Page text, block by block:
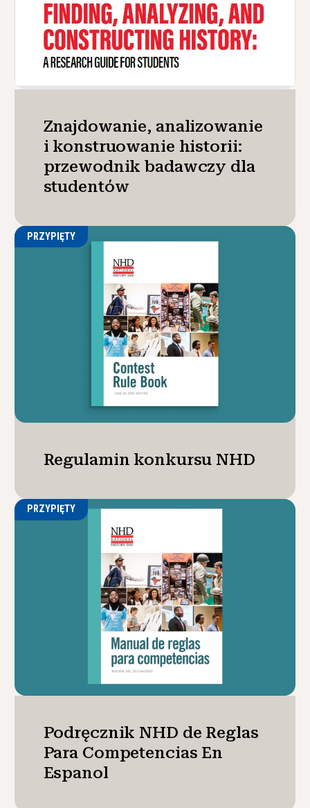
Znajdowanie, analizowanie
i konstruowanie historii:
przewodnik badawczy dla
studentów
PRZYPIĘTY
Regulamin konkursu NHD
PRZYPIĘTY
Podręcznik NHD de Reglas
Para Competencias En
Espanol